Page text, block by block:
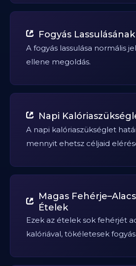
Fogyás
A fogyás lassulása normális
ellene megoldás.
Napi
A napi kalóriaszükséglet
mennyit ehetsz céljaid
Magas
Ételek
Ezek az ételek sok fehérjét
kalóriával, tökéletesek